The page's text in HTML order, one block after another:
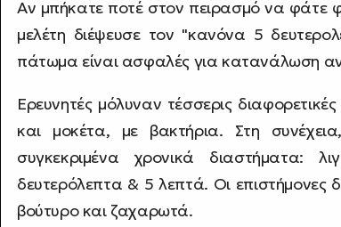
Αν μπήκατε ποτέ στον πειρασμό να φάτε
μελέτη διέψευσε τον "κανόνα 5
πάτωμα είναι ασφαλές για κατανάλωση
Ερευνητές μόλυναν τέσσερις
και μοκέτα, με βακτήρια. Στη
συγκεκριμένα χρονικά διαστήματα:
δευτερόλεπτα & 5 λεπτά. Οι
βούτυρο και ζαχαρωτά.